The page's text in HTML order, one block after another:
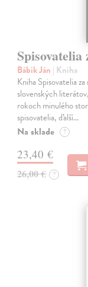
Bábik Ján | Kniha
Kniha Spisovatelia
slovenských
rokoch minulého
spisovatelia, ďalší…
Na sklade ?
23,40 €
26,00 € ?